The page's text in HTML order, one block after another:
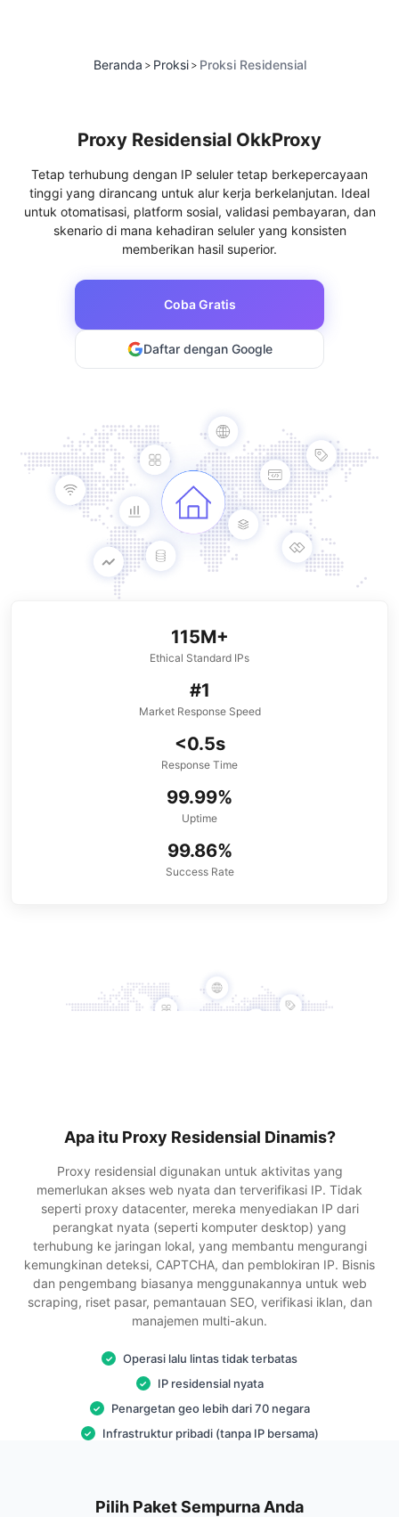
Beranda > Proksi > Proksi Residensial
Proxy Residensial OkkProxy
Tetap terhubung dengan IP seluler tetap berkepercayaan
tinggi yang dirancang untuk alur kerja berkelanjutan. Ideal
untuk otomatisasi, platform sosial, validasi pembayaran, dan
skenario di mana kehadiran seluler yang konsisten
memberikan hasil superior.
Coba Gratis
Daftar dengan Google
115M+
Ethical Standard IPs
#1
Market Response Speed
<0.5s
Response Time
99.99%
Uptime
99.86%
Success Rate
Apa itu Proxy Residensial Dinamis?
Proxy residensial digunakan untuk aktivitas yang
memerlukan akses web nyata dan terverifikasi IP. Tidak
seperti proxy datacenter, mereka menyediakan IP dari
perangkat nyata (seperti komputer desktop) yang
terhubung ke jaringan lokal, yang membantu mengurangi
kemungkinan deteksi, CAPTCHA, dan pemblokiran IP. Bisnis
dan pengembang biasanya menggunakannya untuk web
scraping, riset pasar, pemantauan SEO, verifikasi iklan, dan
manajemen multi-akun.
✓ Operasi lalu lintas tidak terbatas
✓ IP residensial nyata
✓ Penargetan geo lebih dari 70 negara
✓ Infrastruktur pribadi (tanpa IP bersama)
Pilih Paket Sempurna Anda